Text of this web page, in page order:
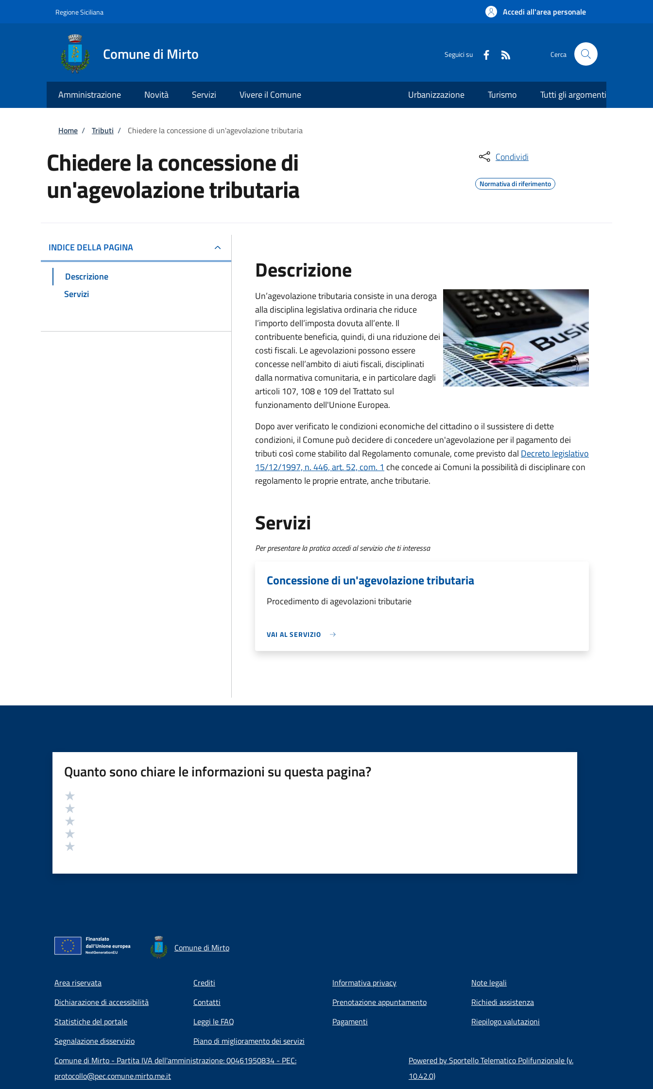
Regione Siciliana Accedi all'area personale
Comune di Mirto Seguici su Cerca
Amministrazione Novità Servizi Vivere il Comune Urbanizzazione Turismo Tutti gli argomenti
Briciole di pane
Home / Tributi / Chiedere la concessione di un'agevolazione tributaria
Chiedere la concessione di
un'agevolazione tributaria
Condividi
Normativa di riferimento
INDICE DELLA PAGINA
Descrizione
Servizi
Descrizione
Un’agevolazione tributaria consiste in una deroga
alla disciplina legislativa ordinaria che riduce
l’importo dell’imposta dovuta all’ente. Il
contribuente beneficia, quindi, di una riduzione dei
costi fiscali. Le agevolazioni possono essere
concesse nell’ambito di aiuti fiscali, disciplinati
dalla normativa comunitaria, e in particolare dagli
articoli 107, 108 e 109 del Trattato sul
funzionamento dell'Unione Europea.
Dopo aver verificato le condizioni economiche del cittadino o il sussistere di dette
condizioni, il Comune può decidere di concedere un'agevolazione per il pagamento dei
tributi così come stabilito dal Regolamento comunale, come previsto dal Decreto legislativo
15/12/1997, n. 446, art. 52, com. 1 che concede ai Comuni la possibilità di disciplinare con
regolamento le proprie entrate, anche tributarie.
Servizi
Per presentare la pratica accedi al servizio che ti interessa
Concessione di un'agevolazione tributaria
Procedimento di agevolazioni tributarie
VAI AL SERVIZIO
Quanto sono chiare le informazioni su questa pagina?
Valutazione
Comune di Mirto
Footer menu
Area riservata Crediti Informativa privacy
Note legali
Dichiarazione di accessibilità
Contatti Prenotazione appuntamento
Richiedi assistenza
Statistiche del portale
Leggi le FAQ Pagamenti
Riepilogo valutazioni
Segnalazione disservizio
Piano di miglioramento dei servizi
Comune di Mirto - Partita IVA dell'amministrazione: 00461950834 - PEC:
protocollo@pec.comune.mirto.me.it
Powered by Sportello Telematico Polifunzionale (v.
10.42.0)